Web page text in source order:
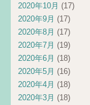
2020年10月 (17)
2020年9月 (17)
2020年8月 (17)
2020年7月 (19)
2020年6月 (18)
2020年5月 (16)
2020年4月 (18)
2020年3月 (18)